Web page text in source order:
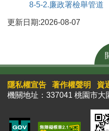
8-5-2.廉政署檢舉管道
更新日期:2026-08-07
隱私權宣告 著作權聲明
資
機關地址：337041 桃園市大